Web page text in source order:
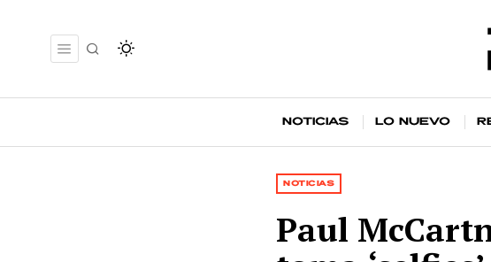
Noticias Lo nuevo
NOTICIAS
Paul